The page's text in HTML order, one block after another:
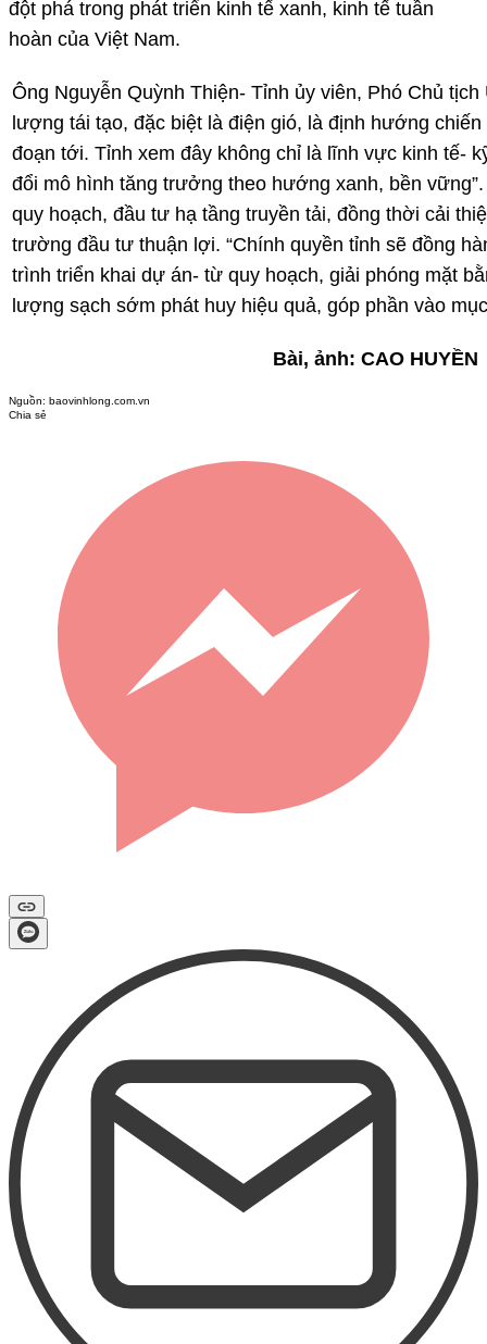
đột phá trong phát triển kinh tế xanh, kinh tế tuần
hoàn của Việt Nam.
Ông Nguyễn Quỳnh Thiện- Tỉnh ủy viên, Phó Chủ
lượng tái tạo, đặc biệt là điện gió, là định hướng
đoạn tới. Tỉnh xem đây không chỉ là lĩnh vực kinh tế-
đổi mô hình tăng trưởng theo hướng xanh, bền
quy hoạch, đầu tư hạ tầng truyền tải, đồng thời cải
trường đầu tư thuận lợi. “Chính quyền tỉnh sẽ đồng
trình triển khai dự án- từ quy hoạch, giải phóng mặt
lượng sạch sớm phát huy hiệu quả, góp phần vào
Bài, ảnh: CAO HUYỀN
Nguồn: baovinhlong.com.vn
Chia sẻ